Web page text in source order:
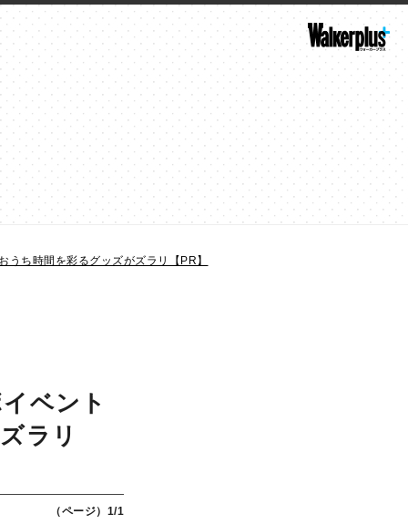
ち時間を彩るグッズがズラリ【PR】
ベント
ラリ
（ページ）1/1